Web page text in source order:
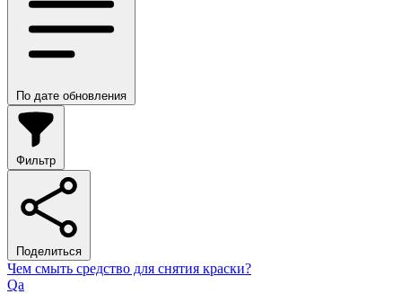
По дате обновления
Фильтр
Поделиться
Чем смыть средство для снятия краски?
Qa